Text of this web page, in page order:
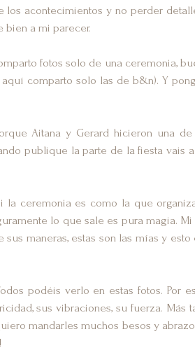
acontecimientos y no perder
bien a mi parecer.
fotos solo de una ceremonia,
comparto solo las de b&n). Y
Aitana y Gerard hicieron una
publique la parte de la fiesta vais
ceremonia es como la que
lo que sale es pura magia.
maneras, estas son las mías y
podéis verlo en estas fotos. Por
sus vibraciones, su fuerza. Más
mandarles muchos besos y